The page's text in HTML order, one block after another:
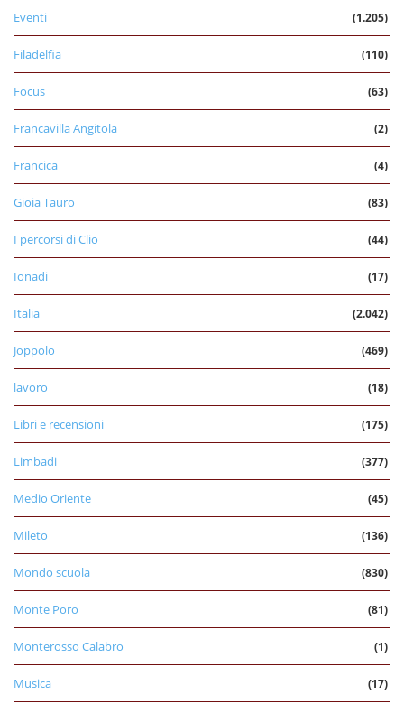
Eventi (1.205)
Filadelfia (110)
Focus (63)
Francavilla Angitola (2)
Francica (4)
Gioia Tauro (83)
I percorsi di Clio (44)
Ionadi (17)
Italia (2.042)
Joppolo (469)
lavoro (18)
Libri e recensioni (175)
Limbadi (377)
Medio Oriente (45)
Mileto (136)
Mondo scuola (830)
Monte Poro (81)
Monterosso Calabro (1)
Musica (17)